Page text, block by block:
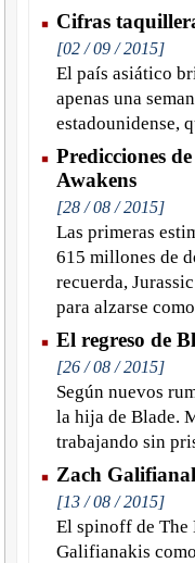
Cifras
[02 / 09 / 2015]
El país asiático
apenas una
estadounidense,
Predicciones
Awakens
[28 / 08 / 2015]
Las primeras
615 millones de
recuerda,
para alzarse
El regreso de
[26 / 08 / 2015]
Según nuevos
la hija de Blade.
trabajando sin
Zach
[13 / 08 / 2015]
El spinoff de The
Galifianakis